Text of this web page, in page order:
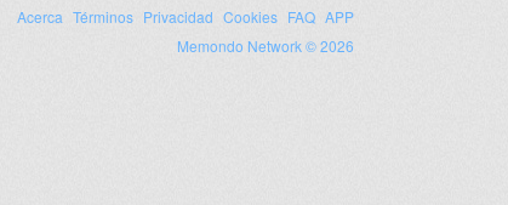
Acerca Términos Privacidad Cookies FAQ APP
Memondo Network © 2026